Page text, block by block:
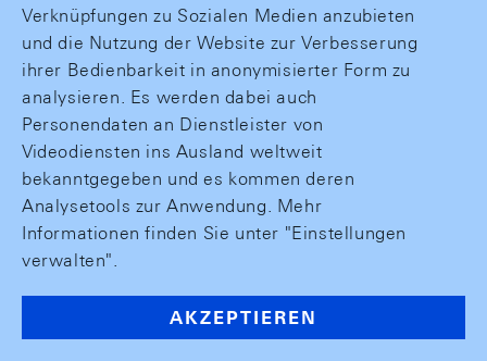
Verknüpfungen zu Sozialen Medien anzubieten
und die Nutzung der Website zur Verbesserung
ihrer Bedienbarkeit in anonymisierter Form zu
analysieren. Es werden dabei auch
Personendaten an Dienstleister von
Videodiensten ins Ausland weltweit
bekanntgegeben und es kommen deren
Analysetools zur Anwendung. Mehr
Informationen finden Sie unter "Einstellungen
verwalten".
AKZEPTIEREN